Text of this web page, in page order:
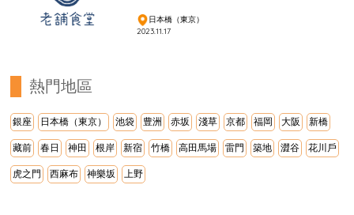
日本橋（東京）
2023.11.17
熱門地區
銀座 日本橋（東京） 池袋 豊洲 赤坂 淺草 京都 福岡 大阪 新橋
藏前 春日 神田 根岸 新宿 竹橋 高田馬場 雷門 築地 澀谷 花川戶
虎之門 西麻布 神樂坂 上野